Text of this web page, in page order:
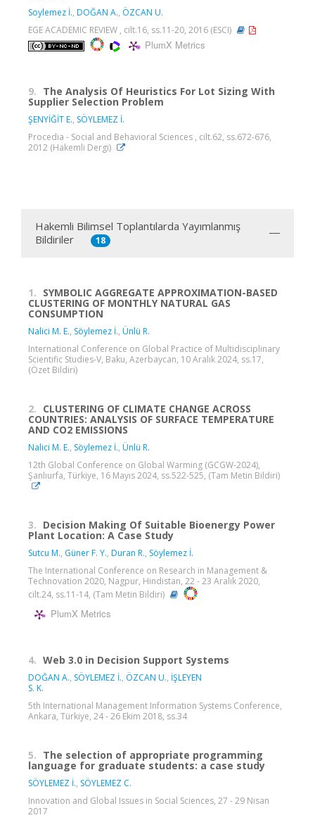
Soylemez İ., DOĞAN A., ÖZCAN U.
EGE ACADEMIC REVIEW , cilt.16, ss.11-20, 2016 (ESCI)
PlumX Metrics
9. The Analysis Of Heuristics For Lot Sizing With
Supplier Selection Problem
ŞENYİĞİT E., SÖYLEMEZ İ.
Procedia - Social and Behavioral Sciences , cilt.62, ss.672-676,
2012 (Hakemli Dergi)
Hakemli Bilimsel Toplantılarda Yayımlanmış
Bildiriler
18
1. SYMBOLIC AGGREGATE APPROXIMATION-BASED
CLUSTERING OF MONTHLY NATURAL GAS
CONSUMPTION
Nalici M. E., Söylemez İ., Ünlü R.
International Conference on Global Practice of Multidisciplinary
Scientific Studies-V, Baku, Azerbaycan, 10 Aralık 2024, ss.17,
(Özet Bildiri)
2. CLUSTERING OF CLIMATE CHANGE ACROSS
COUNTRIES: ANALYSIS OF SURFACE TEMPERATURE
AND CO2 EMISSIONS
Nalici M. E., Söylemez İ., Ünlü R.
12th Global Conference on Global Warming (GCGW-2024),
Şanlıurfa, Türkiye, 16 Mayıs 2024, ss.522-525, (Tam Metin Bildiri)
3. Decision Making Of Suitable Bioenergy Power
Plant Location: A Case Study
Sutcu M., Güner F. Y., Duran R., Söylemez İ.
The International Conference on Research in Management &
Technovation 2020, Nagpur, Hindistan, 22 - 23 Aralık 2020,
cilt.24, ss.11-14, (Tam Metin Bildiri)
PlumX Metrics
4. Web 3.0 in Decision Support Systems
DOĞAN A., SÖYLEMEZ İ., ÖZCAN U., İŞLEYEN
S. K.
5th International Management Information Systems Conference,
Ankara, Türkiye, 24 - 26 Ekim 2018, ss.34
5. The selection of appropriate programming
language for graduate students: a case study
SÖYLEMEZ İ., SÖYLEMEZ C.
Innovation and Global Issues in Social Sciences, 27 - 29 Nisan
2017